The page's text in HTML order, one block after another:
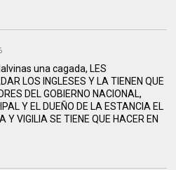
una cagada, LES
LOS INGLESES Y LA TIENEN QUE
DEL GOBIERNO NACIONAL,
Y EL DUEÑO DE LA ESTANCIA EL
Y VIGILIA SE TIENE QUE HACER EN